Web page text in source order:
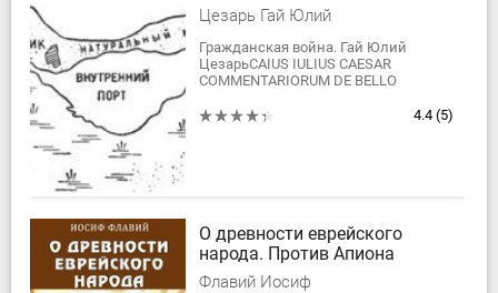
Цезарь Гай Юлий
Гражданская война. Гай Юлий
ЦезарьCAIUS IULIUS CAESAR
COMMENTARIORUM DE BELLO
(неизвестного автора)INCERTORUM
4.4 (5)
О древности еврейского
народа. Против Апиона
Флавий Иосиф